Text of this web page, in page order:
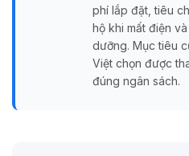
phí lắp đặt, tiêu
hộ khi mất điện
dưỡng. Mục tiêu
Việt chọn được
đúng ngân sách.